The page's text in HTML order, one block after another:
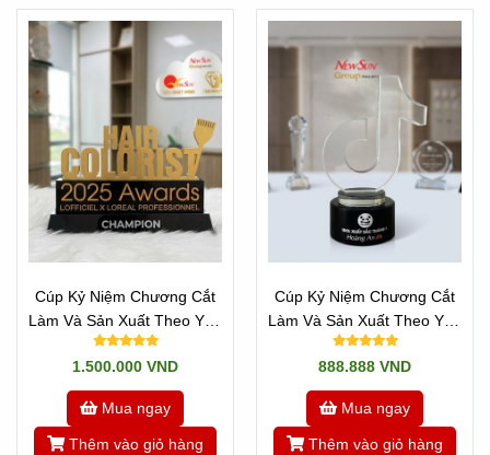
Cúp Kỷ Niệm Chương Cắt
Làm Và Sản Xuất Theo Yêu
Cầu - Mọi Chữ Cái
1.500.000 VND
Mua ngay
Thêm vào giỏ hàng
Cúp Kỷ Niệm Chương Cắt
Làm Và Sản Xuất Theo Yêu
Cầu Mọi Logo - Mẫu TikTok
888.888 VND
Mua ngay
Thêm vào giỏ hàng